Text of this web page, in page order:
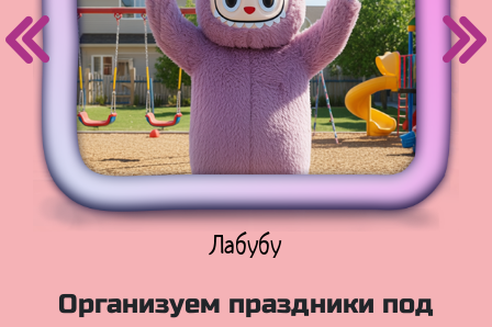
Куклы Лол
Организуем праздники под